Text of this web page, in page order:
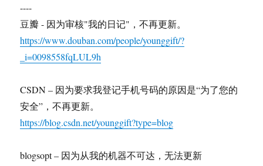
----
豆瓣 - 因为审核"我的日记"，不再更新。
https://www.douban.com/people/younggift/?
_i=0098558fqLUL9h
CSDN – 因为要求我登记手机号码的原因是“为了您的
安全”，不再更新。
https://blog.csdn.net/younggift?type=blog
blogsopt – 因为从我的机器不可达，无法更新